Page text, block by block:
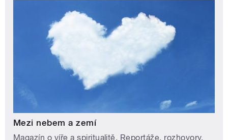
Mezi nebem a zemí
Magazín o víře a spiritualitě. Reportáže, rozhovory,